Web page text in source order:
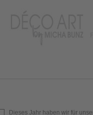
Dieses Jahr haben wir für